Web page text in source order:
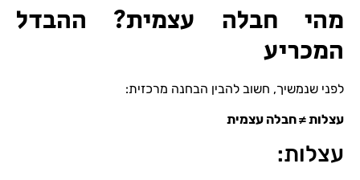
מהי חבלה עצמית? ההבדל
המכריע
לפני שנמשיך, חשוב להבין הבחנה מרכזית:
עצלות ≠ חבלה עצמית
עצלות: